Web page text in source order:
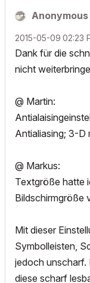
Anonymous
‎2015-05-09 02:23
Dank für die
nicht
@ Martin:
Antialiasing; 3-D
@ Markus:
Textgröße hatte
Bildschirmgröße
Mit dieser
Symbolleisten,
jedoch unscharf.
diese scharf